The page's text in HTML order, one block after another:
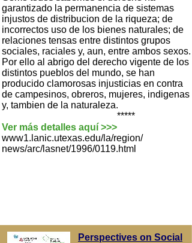
Perspectives on Social
garantizado la permanencia de sistemas
injustos de distribucion de la riqueza; de
incorrectos uso de los bienes naturales; de
relaciones tensas entre distintos grupos
sociales, raciales y, aun, entre ambos sexos.
Por ello al abrigo del derecho vigente de los
distintos pueblos del mundo, se han
producido clamorosas injusticias en contra
de campesinos, obreros, mujeres, indigenas
y, tambien de la naturaleza.
*****
Ver más detalles aquí >>>
www1.lanic.utexas.edu/la/region/
news/arc/lasnet/1996/0119.html